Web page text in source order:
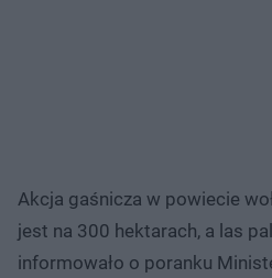
Akcja gaśnicza w powiecie
jest na 300 hektarach, a las
informowało o poranku